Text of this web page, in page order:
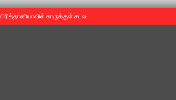
பிரித்தானியாவில் காருக்குள் சடலம் -தமிழருடையதா ?